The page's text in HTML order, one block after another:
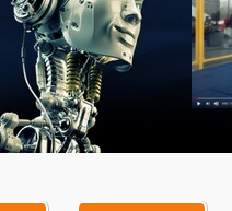
Proverbe Amérindien /
Antoine de St-Exupéry